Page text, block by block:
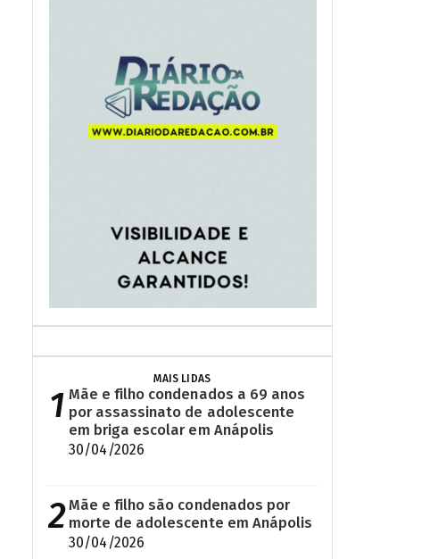
MAIS LIDAS
1 Mãe e filho condenados a 69 anos
por assassinato de adolescente
em briga escolar em Anápolis
30/04/2026
2Mãe e filho são condenados por
morte de adolescente em Anápolis
30/04/2026